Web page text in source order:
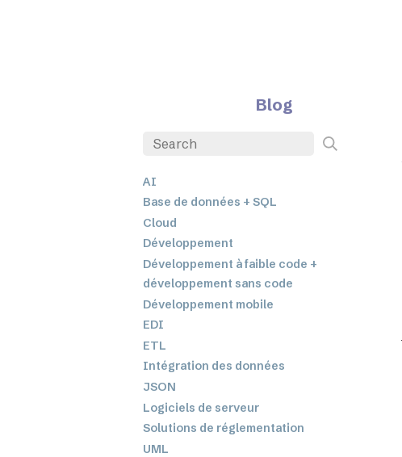
Blog
AI
Base de données + SQL
Cloud
Développement
Développement à faible code +
développement sans code
Développement mobile
EDI
ETL
Intégration des données
JSON
Logiciels de serveur
Solutions de réglementation
UML